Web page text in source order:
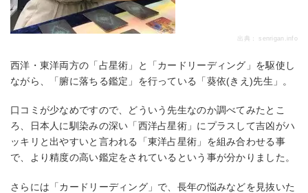
出典： senrigan.info
西洋・東洋両方の「占星術」と「カードリーディング」を駆使し
ながら、「腑に落ちる鑑定」を行っている「葵依(きえ)先生」。
口コミが少なめですので、どういう先生なのか調べてみたとこ
ろ、日本人に馴染みの深い「西洋占星術」にプラスして吉凶がハ
ッキリと出やすいと言われる「東洋占星術」を組み合わせる事
で、より精度の高い鑑定をされているという事が分かりました。
さらには「カードリーディング」で、長年の悩みなどを見抜いた